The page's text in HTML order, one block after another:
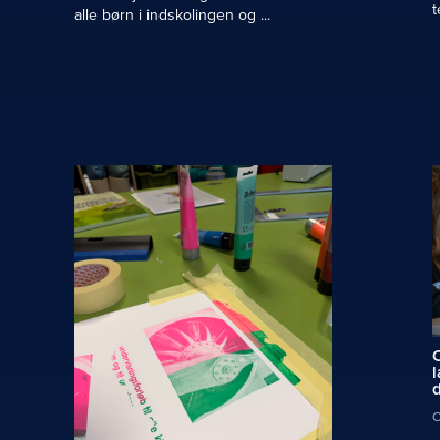
alle børn i indskolingen og ...